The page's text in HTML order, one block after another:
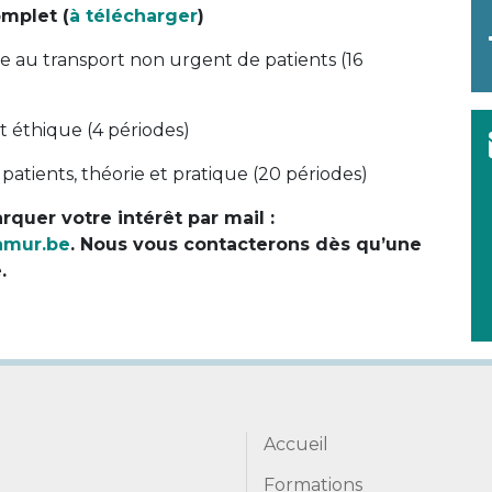
(à télécharger)
au transport non urgent de patients (16
éthique (4 périodes)
théorie et pratique (20 périodes)
votre intérêt par mail :
. Nous vous contacterons dès qu’une
Accueil
Formations